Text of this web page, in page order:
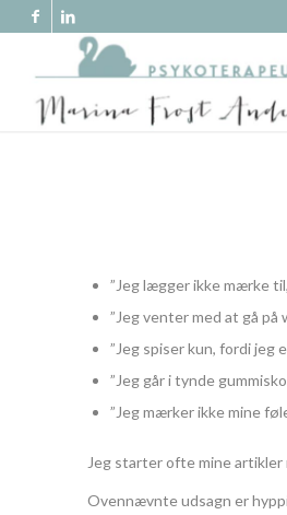
”Jeg lægger ikke mærke
”Jeg venter med at gå
”Jeg spiser kun, fordi jeg
”Jeg går i tynde
”Jeg mærker ikke mine
Jeg starter ofte mine
Ovennævnte udsagn er